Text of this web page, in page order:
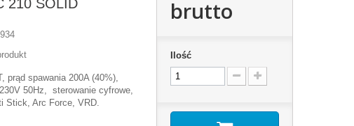
210 SOLID
prąd spawania 200A (40%),
50Hz, sterowanie cyfrowe,
Stick, Arc Force, VRD.
brutto
Ilość